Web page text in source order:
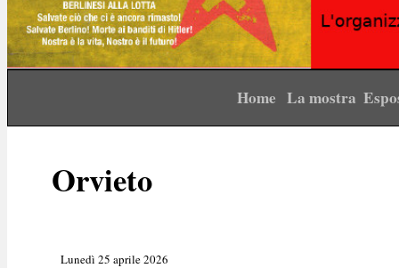
Home La mostra
Orvieto
Lunedì 25 aprile 2026